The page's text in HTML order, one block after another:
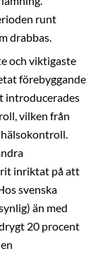
runt
drabbas.
och viktigaste
förebyggande
introducerades
vilken från
hälsokontroll.
inriktat på att
svenska
än med
20 procent